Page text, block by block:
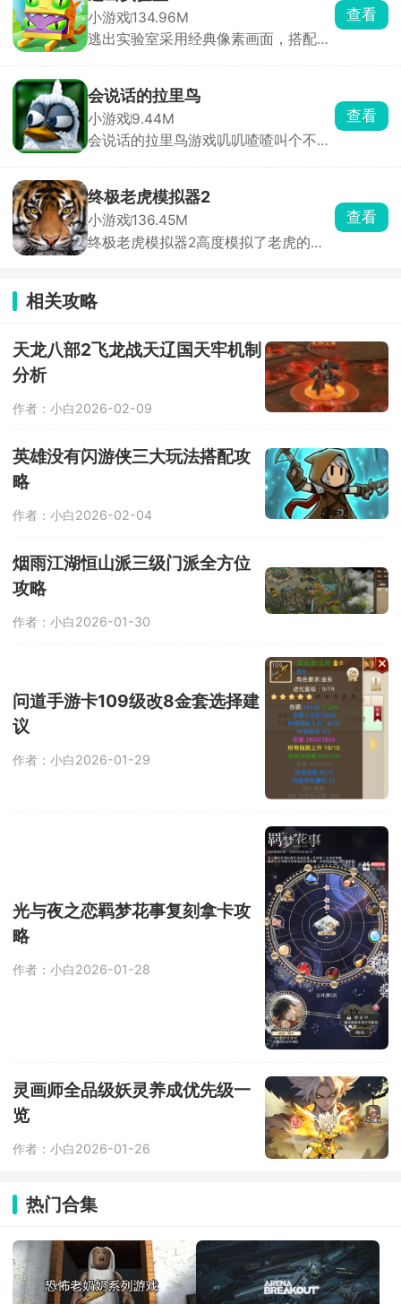
控水果下落位置，相同水果碰撞即可合
成更小的水果。简单易上手，却让人停
不下来，是打发碎片时间的解压神器。
小游戏134.96M
逃出实验室采用经典像素画面，搭配新
障碍密布、机关密集，需要你点击或长
按屏幕完成跳跃、移动、飞行等高难度
动作，节奏快的关卡尤其考验反应力与
操作精度。沿途还需躲避敌人，一旦停
查看
会说话的拉里鸟
小游戏9.44M
会说话的拉里鸟游戏叽叽喳喳叫个不
按钮，就能够与拉里鸟产生互动，选择
不同的交互触动，拉里鸟将会表现出独
特的表情。会说话的拉里鸟除了说话以
外，还会弹钢琴呢，演奏动听的音乐，
查看
终极老虎模拟器2
小游戏136.45M
终极老虎模拟器2高度模拟了老虎的生
的利爪捕获狩猎各种野生动物，汲取营
养，增强自身的成长，不断的提升自己
很好的生存。
查看
相关攻略
天龙八部2飞龙战天辽国天牢机制
分析
作者：小白2026-02-09
英雄没有闪游侠三大玩法搭配攻
略
作者：小白2026-02-04
烟雨江湖恒山派三级门派全方位
攻略
作者：小白2026-01-30
问道手游卡109级改8金套选择建
议
作者：小白2026-01-29
光与夜之恋羁梦花事复刻拿卡攻
略
作者：小白2026-01-28
灵画师全品级妖灵养成优先级一
览
作者：小白2026-01-26
热门合集